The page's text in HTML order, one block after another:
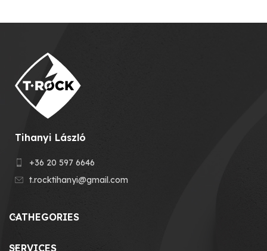
Tihanyi László
+36 20 597 6646
t.rocktihanyi@gmail.com
CATHEGORIES
SERVICES